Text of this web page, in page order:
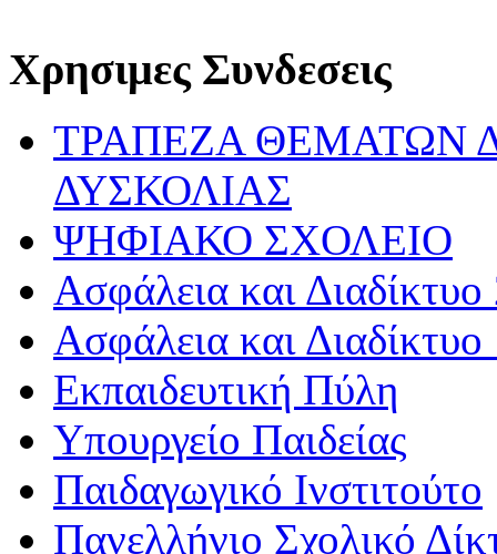
Χρησιμες Συνδεσεις
ΤΡΑΠΕΖΑ ΘΕΜΑΤΩΝ
ΔΥΣΚΟΛΙΑΣ
ΨΗΦΙΑΚΟ ΣΧΟΛΕΙΟ
Ασφάλεια και Διαδίκτυο
Ασφάλεια και Διαδίκτυο
Εκπαιδευτική Πύλη
Υπουργείο Παιδείας
Παιδαγωγικό Ινστιτούτο
Πανελλήνιο Σχολικό